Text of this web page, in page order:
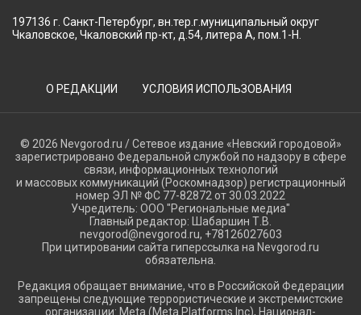
197136 г. Санкт-Петербург, вн.тер.г.муниципальный округ
Чкаловское, Чкаловский пр-кт, д.54, литера А, пом.1-Н.
О РЕДАКЦИИ УСЛОВИЯ ИСПОЛЬЗОВАНИЯ
© 2026 Nevgorod.ru / Сетевое издание «Невский городовой»
зарегистрировано Федеральной службой по надзору в сфере
связи, информационных технологий
и массовых коммуникаций (Роскомнадзор) регистрационный
номер ЭЛ № ФС 77-82872 от 30.03.2022
Учредитель: ООО "Региональные медиа"
Главный редактор: Шабаршин Т.В.
nevgorod@nevgorod.ru, +78126027603
При цитировании сайта гиперссылка на Nevgorod.ru
обязательна.
Редакция обращает внимание, что в Российской Федерации
запрещены следующие террористические и экстремистские
организации: Meta (Meta Platforms Inc), Национал-